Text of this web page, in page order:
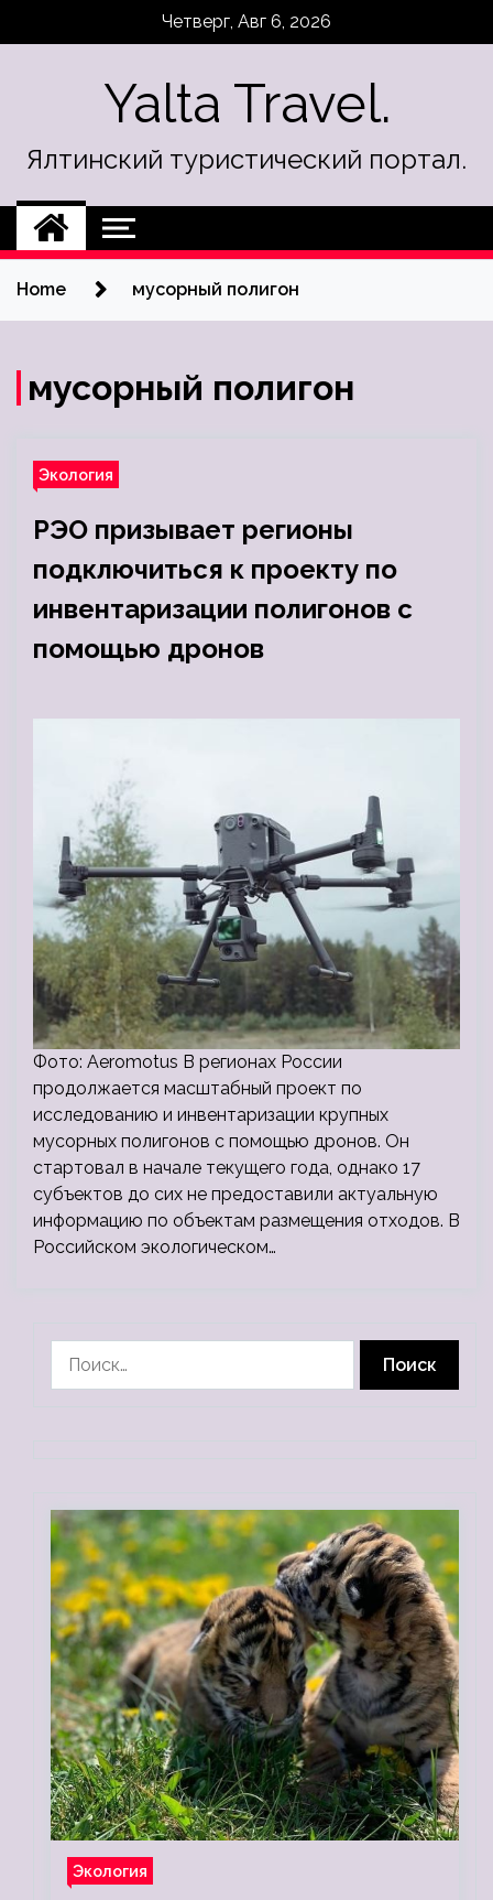
Четверг, Авг 6, 2026
Yalta Travel.
Ялтинский туристический портал.
Home мусорный полигон
мусорный полигон
Экология
РЭО призывает регионы
подключиться к проекту по
инвентаризации полигонов с
помощью дронов
Фото: Aeromotus В регионах России
продолжается масштабный проект по
исследованию и инвентаризации крупных
мусорных полигонов с помощью дронов. Он
стартовал в начале текущего года, однако 17
субъектов до сих не предоставили актуальную
информацию по объектам размещения отходов. В
Российском экологическом…
Экология